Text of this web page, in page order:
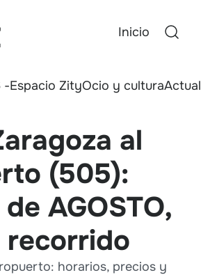
Inicio
-Espacio ZityOcio y cultura
al
(505):
AGOSTO,
horarios, precios y